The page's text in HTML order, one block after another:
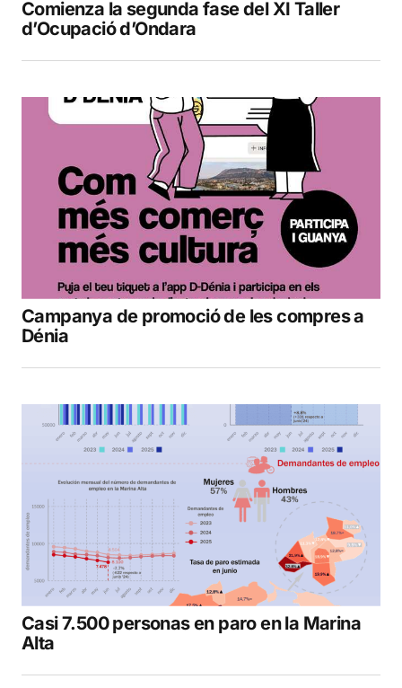
Comienza la segunda fase del XI Taller
d’Ocupació d’Ondara
Campanya de promoció de les compres a
Dénia
Casi 7.500 personas en paro en la Marina
Alta